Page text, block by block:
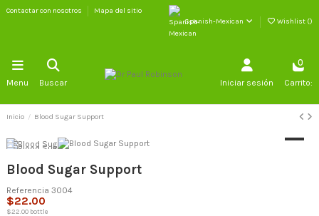
Contactar con nosotros
Mapa del sitio
Spanish-Mexican
Wishlist ()
Menu Buscar Iniciar sesión
0
Carrito:
Inicio Blood Sugar Support
Blood Sugar Support
Referencia 3004
$22.00
$22.00 bottle